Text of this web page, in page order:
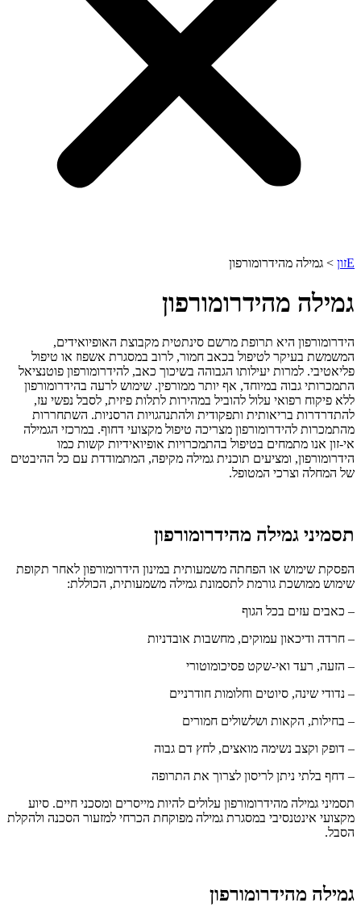
Eזון > גמילה מהידרומורפון
גמילה מהידרומורפון
הידרומורפון היא תרופת מרשם סינתטית מקבוצת האופיואידים,
המשמשת בעיקר לטיפול בכאב חמור, לרוב במסגרת אשפוז או טיפול
פליאטיבי. למרות יעילותו הגבוהה בשיכוך כאב, להידרומורפון פוטנציאל
התמכרותי גבוה במיוחד, אף יותר ממורפין. שימוש לרעה בהידרומורפון
ללא פיקוח רפואי עלול להוביל במהירות לתלות פיזית, לסבל נפשי עז,
להתדרדרות בריאותית ותפקודית ולהתנהגויות הרסניות. השתחררות
מהתמכרות להידרומורפון מצריכה טיפול מקצועי דחוף. במרכזי הגמילה
אי-זון אנו מתמחים בטיפול בהתמכרויות אופיואידיות קשות כמו
הידרומורפון, ומציעים תוכנית גמילה מקיפה, המתמודדת עם כל ההיבטים
של המחלה וצרכי המטופל.
תסמיני גמילה מהידרומורפון
הפסקת שימוש או הפחתה משמעותית במינון הידרומורפון לאחר תקופת
שימוש ממושכת גורמת לתסמונת גמילה משמעותית, הכוללת:
– כאבים עזים בכל הגוף
– חרדה ודיכאון עמוקים, מחשבות אובדניות
– הזעה, רעד ואי-שקט פסיכומוטורי
– נדודי שינה, סיוטים וחלומות חודרניים
– בחילות, הקאות ושלשולים חמורים
– דופק וקצב נשימה מואצים, לחץ דם גבוה
– דחף בלתי ניתן לריסון לצרוך את התרופה
תסמיני גמילה מהידרומורפון עלולים להיות מייסרים ומסכני חיים. סיוע
מקצועי אינטנסיבי במסגרת גמילה מפוקחת הכרחי למזעור הסכנה ולהקלת
הסבל.
גמילה מהידרומורפון